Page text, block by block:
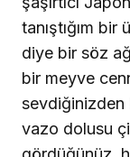
tanıştığım bir
diye bir söz
bir meyve
sevdiğinizden
vazo dolusu